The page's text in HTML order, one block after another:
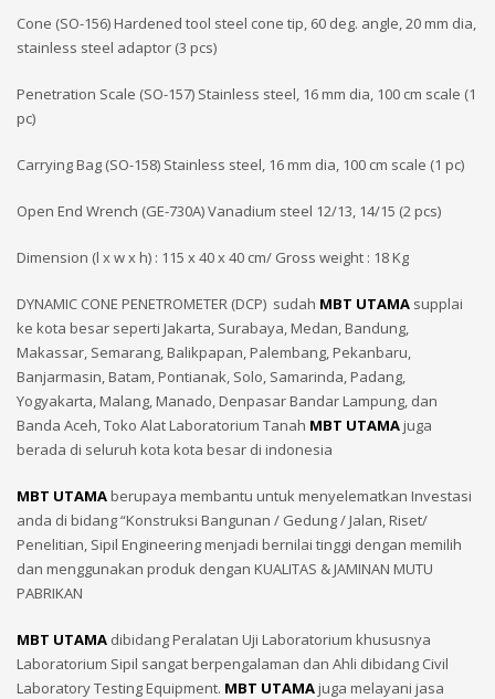
Cone (SO-156) Hardened tool steel cone tip, 60 deg. angle, 20 mm dia,
stainless steel adaptor (3 pcs)
Penetration Scale (SO-157) Stainless steel, 16 mm dia, 100 cm scale (1
pc)
Carrying Bag (SO-158) Stainless steel, 16 mm dia, 100 cm scale (1 pc)
Open End Wrench (GE-730A) Vanadium steel 12/13, 14/15 (2 pcs)
Dimension (l x w x h) : 115 x 40 x 40 cm/ Gross weight : 18 Kg
DYNAMIC CONE PENETROMETER (DCP) sudah MBT UTAMA supplai
ke kota besar seperti Jakarta, Surabaya, Medan, Bandung,
Makassar, Semarang, Balikpapan, Palembang, Pekanbaru,
Banjarmasin, Batam, Pontianak, Solo, Samarinda, Padang,
Yogyakarta, Malang, Manado, Denpasar Bandar Lampung, dan
Banda Aceh, Toko Alat Laboratorium Tanah MBT UTAMAjuga
berada di seluruh kota kota besar di indonesia
MBT UTAMAberupaya membantu untuk menyelematkan Investasi
anda di bidang “Konstruksi Bangunan / Gedung / Jalan, Riset/
Penelitian, Sipil Engineering menjadi bernilai tinggi dengan memilih
dan menggunakan produk dengan KUALITAS & JAMINAN MUTU
PABRIKAN
MBT UTAMA dibidang Peralatan Uji Laboratorium khususnya
Laboratorium Sipil sangat berpengalaman dan Ahli dibidang Civil
Laboratory Testing Equipment. MBT UTAMAjuga melayani jasa